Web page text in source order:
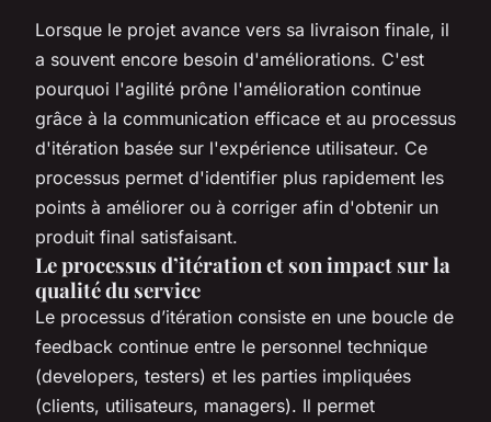
Lorsque le projet avance vers sa livraison finale, il
a souvent encore besoin d'améliorations. C'est
pourquoi l'agilité prône l'amélioration continue
grâce à la communication efficace et au processus
d'itération basée sur l'expérience utilisateur. Ce
processus permet d'identifier plus rapidement les
points à améliorer ou à corriger afin d'obtenir un
produit final satisfaisant.
Le processus d’itération et son impact sur la
qualité du service
Le processus d’itération consiste en une boucle de
feedback continue entre le personnel technique
(developers, testers) et les parties impliquées
(clients, utilisateurs, managers). Il permet